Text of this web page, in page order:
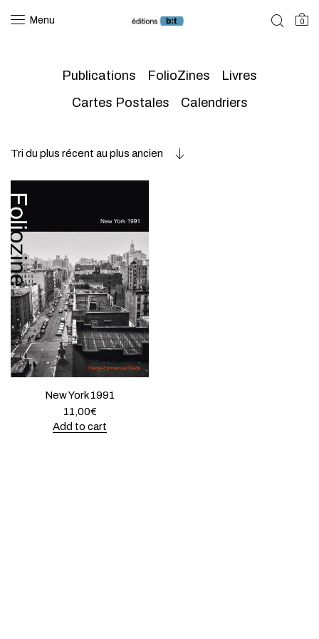
Menu 0
Publications FolioZines
Livres
Cartes Postales
Calendriers
Tri du plus récent au plus ancien
New York 1991
11,00€
Add to cart